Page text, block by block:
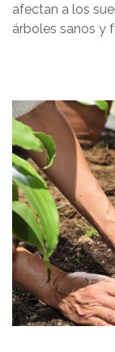
afectan a los
árboles sanos y